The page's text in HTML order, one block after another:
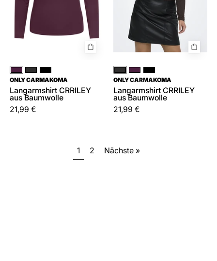
Rot BraunSchwarz
ONLY CARMAKOMA
Langarmshirt CRRILEY
aus Baumwolle
21,99 €
BraunRot Schwarz
ONLY CARMAKOMA
Langarmshirt CRRILEY
aus Baumwolle
21,99 €
1 2 Nächste »